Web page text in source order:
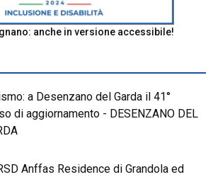
anche in versione accessibile!
a Desenzano del Garda il 41°
di aggiornamento - DESENZANO DEL
Anffas Residence di Grandola ed